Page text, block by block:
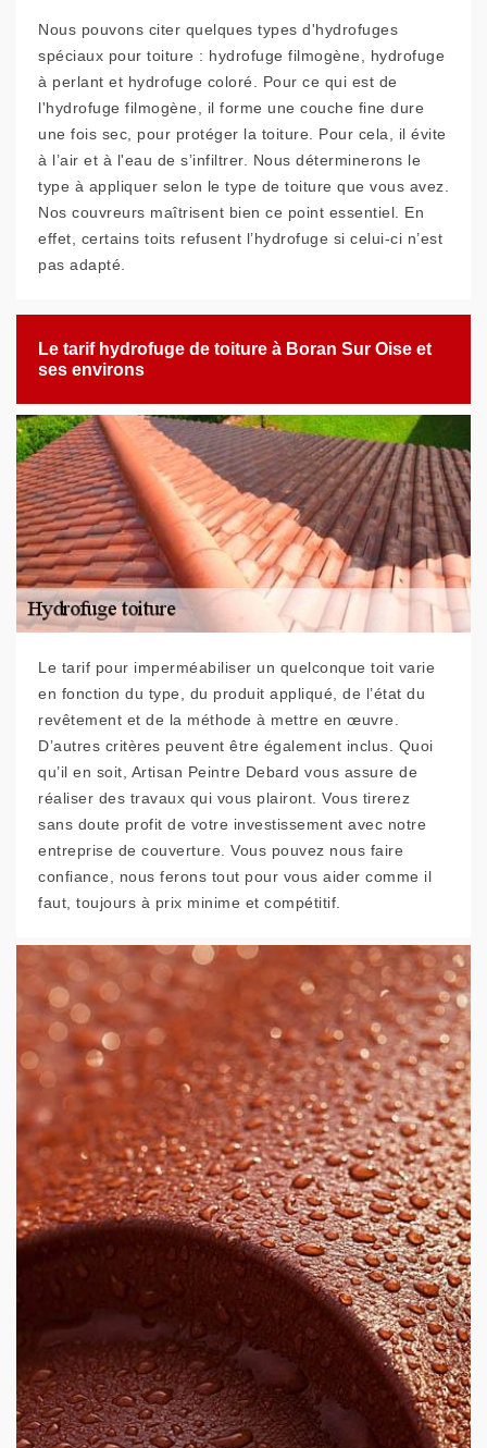
Nous pouvons citer quelques types d'hydrofuges
spéciaux pour toiture : hydrofuge filmogène, hydrofuge
à perlant et hydrofuge coloré. Pour ce qui est de
l'hydrofuge filmogène, il forme une couche fine dure
une fois sec, pour protéger la toiture. Pour cela, il évite
à l’air et à l'eau de s’infiltrer. Nous déterminerons le
type à appliquer selon le type de toiture que vous avez.
Nos couvreurs maîtrisent bien ce point essentiel. En
effet, certains toits refusent l’hydrofuge si celui-ci n’est
pas adapté.
Le tarif hydrofuge de toiture à Boran Sur Oise et
ses environs
Le tarif pour imperméabiliser un quelconque toit varie
en fonction du type, du produit appliqué, de l’état du
revêtement et de la méthode à mettre en œuvre.
D’autres critères peuvent être également inclus. Quoi
qu’il en soit, Artisan Peintre Debard vous assure de
réaliser des travaux qui vous plairont. Vous tirerez
sans doute profit de votre investissement avec notre
entreprise de couverture. Vous pouvez nous faire
confiance, nous ferons tout pour vous aider comme il
faut, toujours à prix minime et compétitif.